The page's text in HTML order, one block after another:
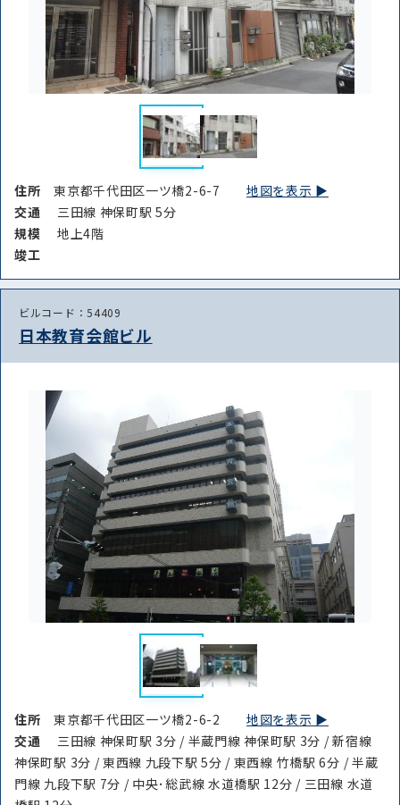
住所東京都千代田区一ツ橋2-6-7地図を表示 ▶︎
交通
三田線 神保町駅 5分
規模
地上4階
竣⼯
ビルコード：54409
日本教育会館ビル
住所東京都千代田区一ツ橋2-6-2地図を表示 ▶︎
交通
三田線 神保町駅 3分 / 半蔵門線 神保町駅 3分 / 新宿線
神保町駅 3分 / 東西線 九段下駅 5分 / 東西線 竹橋駅 6分 / 半蔵
門線 九段下駅 7分 / 中央･総武線 水道橋駅 12分 / 三田線 水道